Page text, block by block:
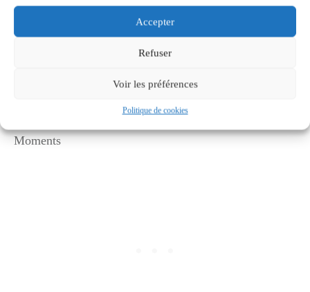
Accepter
Refuser
Voir les préférences
Politique de cookies
Le double bulbe du clochers de Combloux © French
Moments